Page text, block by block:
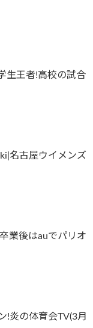
生王者!高校の試合
名古屋ウイメンズ
業後はauでパリオ
!炎の体育会TV(3月